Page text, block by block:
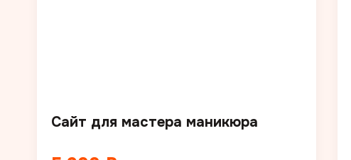
Сайт для мастера маникюра